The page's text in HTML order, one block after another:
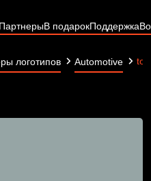
ПартнерыВ подарокПоддержка
логотипов Automotive